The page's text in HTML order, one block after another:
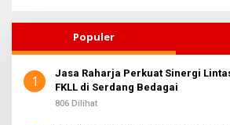
Populer
1
Jasa Raharja Perkuat Sinergi
FKLL di Serdang Bedagai
806 Dilihat